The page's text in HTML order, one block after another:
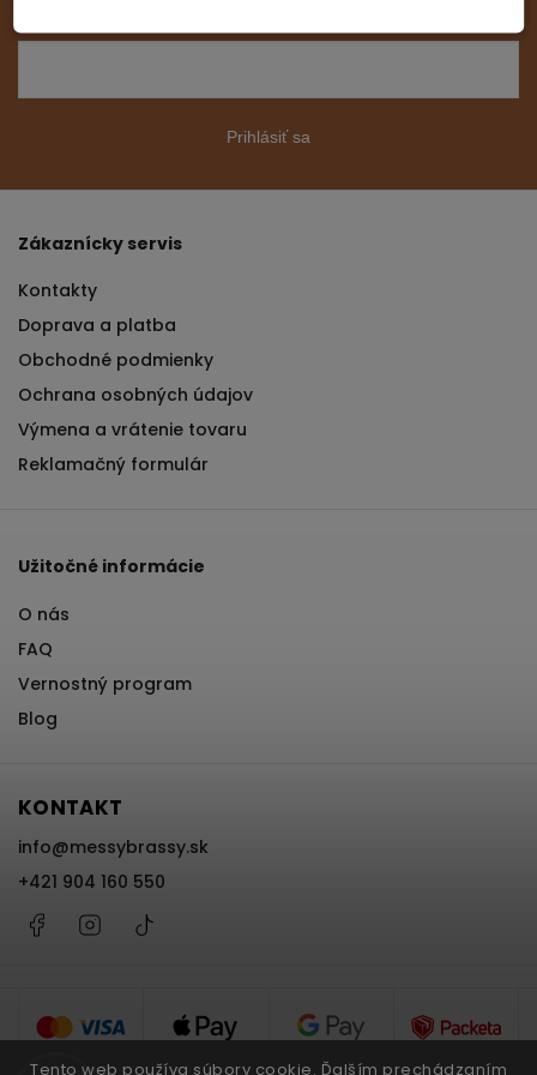
Tento web používa súbory cookie. Ďalším prechádzaním
Prihlásiť sa
Zákaznícky servis
Kontakty
Doprava a platba
Obchodné podmienky
Ochrana osobných údajov
Výmena a vrátenie tovaru
Reklamačný formulár
Užitočné informácie
O nás
FAQ
Vernostný program
Blog
KONTAKT
info@messybrassy.sk
+421 904 160 550
FacebookInstagram